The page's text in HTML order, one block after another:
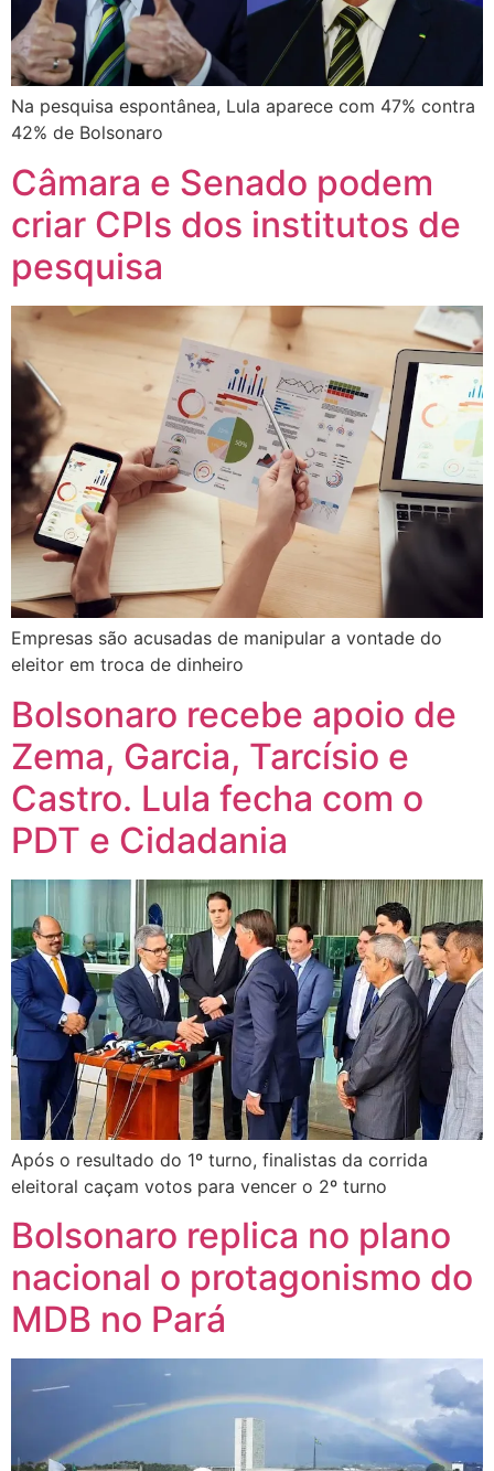
Na pesquisa espontânea, Lula aparece com 47% contra
42% de Bolsonaro
Câmara e Senado podem
criar CPIs dos institutos de
pesquisa
Empresas são acusadas de manipular a vontade do
eleitor em troca de dinheiro
Bolsonaro recebe apoio de
Zema, Garcia, Tarcísio e
Castro. Lula fecha com o
PDT e Cidadania
Após o resultado do 1º turno, finalistas da corrida
eleitoral caçam votos para vencer o 2º turno
Bolsonaro replica no plano
nacional o protagonismo do
MDB no Pará